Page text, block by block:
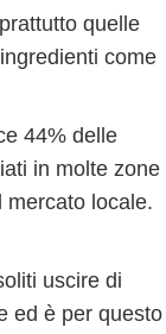
quelle
come
44% delle
in molte zone
mercato locale.
uscire di
ed è per questo